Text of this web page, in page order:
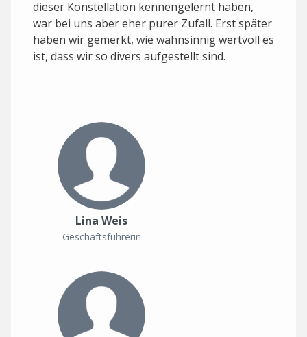
dieser Konstellation kennengelernt haben,
war bei uns aber eher purer Zufall. Erst später
haben wir gemerkt, wie wahnsinnig wertvoll es
ist, dass wir so divers aufgestellt sind.
Lina Weis
Geschäftsführerin